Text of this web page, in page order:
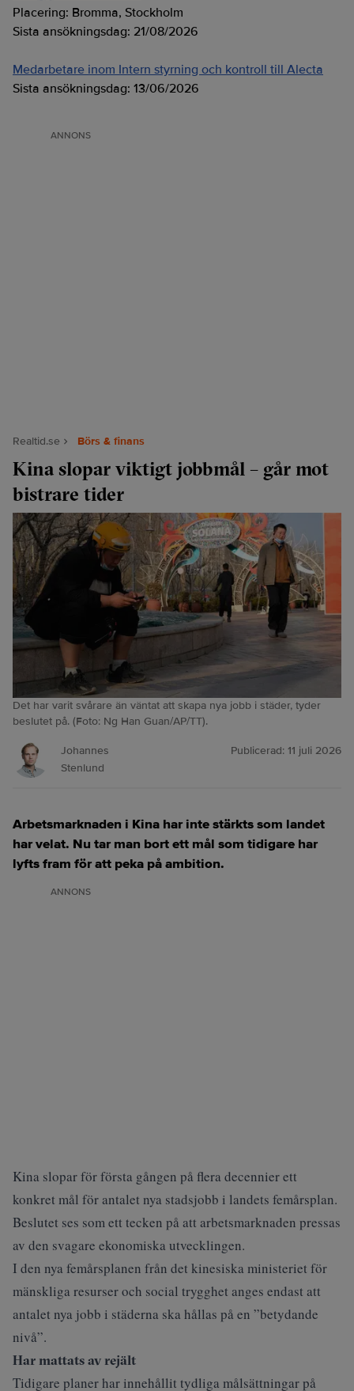
Placering: Bromma, Stockholm
Sista ansökningsdag: 21/08/2026
Medarbetare inom Intern styrning och kontroll till Alecta
Sista ansökningsdag: 13/06/2026
ANNONS
Realtid.se Börs & finans
Kina slopar viktigt jobbmål – går mot
bistrare tider
Det har varit svårare än väntat att skapa nya jobb i städer, tyder
beslutet på. (Foto: Ng Han Guan/AP/TT).
Johannes
Stenlund
Publicerad: 11 juli 2026
Arbetsmarknaden i Kina har inte stärkts som landet
har velat. Nu tar man bort ett mål som tidigare har
lyfts fram för att peka på ambition.
ANNONS
Kina slopar för första gången på flera decennier ett
konkret mål för antalet nya stadsjobb i landets femårsplan.
Beslutet ses som ett tecken på att arbetsmarknaden pressas
av den svagare ekonomiska utvecklingen.
I den nya femårsplanen från det kinesiska ministeriet för
mänskliga resurser och social trygghet anges endast att
antalet nya jobb i städerna ska hållas på en ”betydande
nivå”.
Har mattats av rejält
Tidigare planer har innehållit tydliga målsättningar på